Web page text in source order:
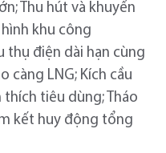
Thu hút và khuyến
khu công
thụ điện dài hạn cùng
càng LNG; Kích cầu
thích tiêu dùng; Tháo
kết huy động tổng